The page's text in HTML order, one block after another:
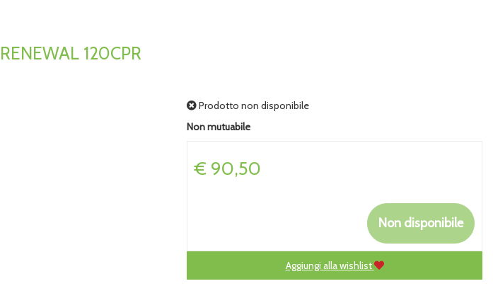
120CPR
Prodotto non disponibile
Non mutuabile
Prezzo
€ 90,50
Non disponibile
Aggiungi alla wishlist